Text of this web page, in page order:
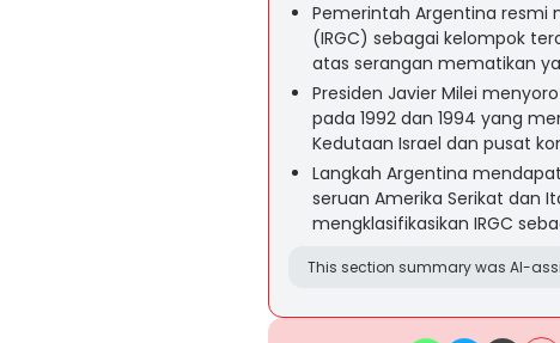
Pemerintah Argentina resmi
(IRGC) sebagai kelompok
atas serangan mematikan
Presiden Javier Milei
pada 1992 dan 1994 yang
Kedutaan Israel dan pusat
Langkah Argentina
seruan Amerika Serikat dan
mengklasifikasikan IRGC
This section summary was AI-